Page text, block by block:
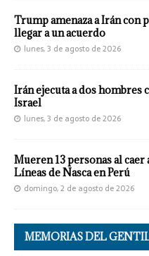
Trump amenaza a Irán con
llegar a un acuerdo
lunes, 3 de agosto de 2026
Irán ejecuta a dos hombres
Israel
lunes, 3 de agosto de 2026
Mueren 13 personas al
Líneas de Nasca en Perú
domingo, 2 de agosto de 2026
MEMORIAS DEL